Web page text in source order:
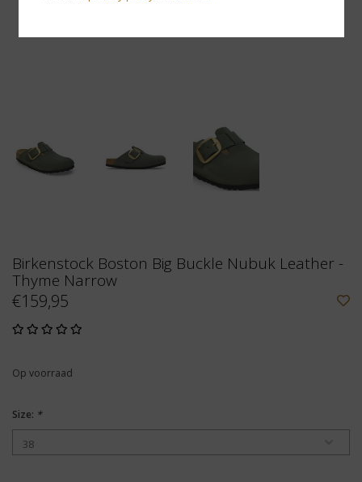
Birkenstock Boston Big Buckle Nubuk Leather -
Thyme Narrow
€159,95
Op voorraad
Size: *